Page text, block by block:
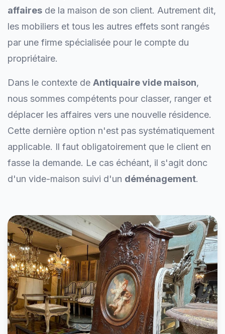
affaires de la maison de son client. Autrement dit,
les mobiliers et tous les autres effets sont rangés
par une firme spécialisée pour le compte du
propriétaire.
Dans le contexte de Antiquaire vide maison,
nous sommes compétents pour classer, ranger et
déplacer les affaires vers une nouvelle résidence.
Cette dernière option n'est pas systématiquement
applicable. Il faut obligatoirement que le client en
fasse la demande. Le cas échéant, il s'agit donc
d'un vide-maison suivi d'un déménagement.